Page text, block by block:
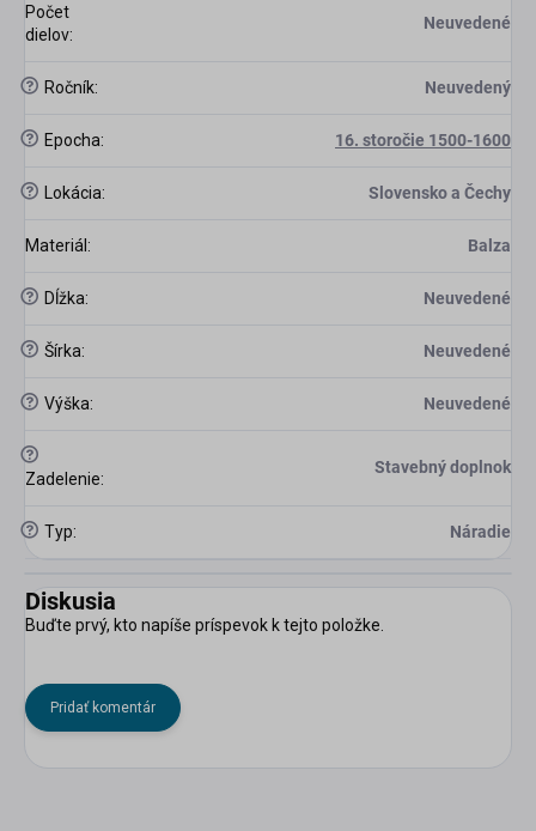
Počet
dielov:
Neuvedené
? Ročník: Neuvedený
? Epocha: 16. storočie 1500-1600
? Lokácia: Slovensko a Čechy
Materiál : Balza
? Dĺžka: Neuvedené
? Šírka: Neuvedené
? Výška: Neuvedené
?
Zadelenie:
Stavebný doplnok
? Typ: Náradie
Diskusia
Buďte prvý, kto napíše príspevok k tejto položke.
Pridať komentár